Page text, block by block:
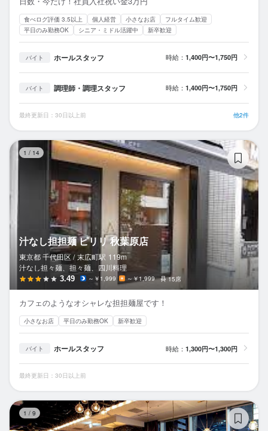
食べログ評価 3.5以上 個人経営 小さなお店
フルタイム歓迎
平日のみ勤務OK
シニア・ミドル活躍中 新卒歓迎
バイト ホールスタッフ 時給： 1,400円〜1,750円
バイト 調理師・調理スタッフ 時給： 1,400円〜1,750円
最終更新日：30日以上前 他2件
1 / 14
汁なし担担麺 ピリリ 秋葉原店
東京都 千代田区 / 末広町駅 119m
汁なし担々麺、担々麺、四川料理
3.49 ～￥1,999 ～￥1,999 15席
カフェのようなオシャレな担担麺屋です！
小さなお店 平日のみ勤務OK 新卒歓迎
バイト ホールスタッフ 時給： 1,300円〜1,300円
最終更新日：30日以上前
1 / 9